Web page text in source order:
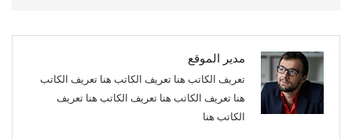
مدير الموقع
تعريف الكاتب هنا تعريف الكاتب هنا تعريف الكاتب
هنا تعريف الكاتب هنا تعريف الكاتب هنا تعريف
الكاتب هنا